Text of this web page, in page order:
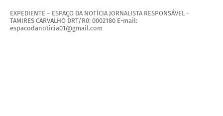
EXPEDIENTE – ESPAÇO DA NOTÍCIA JORNALISTA RESPONSÁVEL -
TAMIRES CARVALHO DRT/R0: 0002180 E-mail:
espacodanoticia01@gmail.com